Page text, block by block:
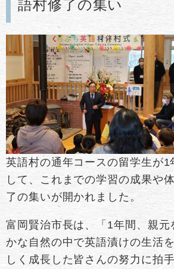
語村修了の集い
英語村の通年コースの留学生が1
して、これまでの学習の成果や
了の集いが開かれました。
富岡賢治市長は、「1年間、親
かな自然の中で英語漬けの生活
しく成長した皆さんの努力に拍